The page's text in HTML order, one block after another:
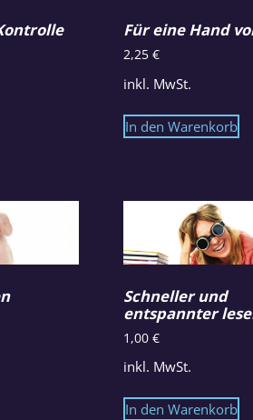
Für eine Hand
2,25 €
inkl. MwSt.
In den Warenkorb
Schneller und
entspannter
1,00 €
inkl. MwSt.
In den Warenkorb